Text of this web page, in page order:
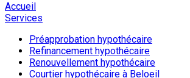
Accueil
Services
Préapprobation hypothécaire
Refinancement hypothécaire
Renouvellement hypothécaire
Courtier hypothécaire à Beloeil